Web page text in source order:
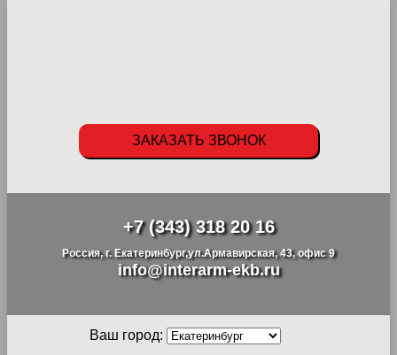
+7 (343) 318 20 16
Россия, г. Екатеринбург,ул.Армавирская, 43, офис 9
info@interarm-ekb.ru
ЗАКАЗАТЬ ЗВОНОК
Ваш город: